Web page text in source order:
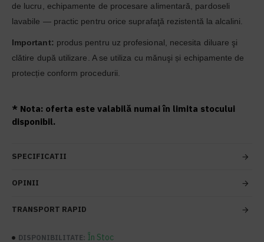
de lucru, echipamente de procesare alimentară, pardoseli
lavabile — practic pentru orice suprafaţă rezistentă la alcalini.
Important: produs pentru uz profesional, necesita diluare şi
clătire după utilizare. A se utiliza cu mănuşi și echipamente de
protecție conform procedurii.
* Nota: oferta este valabilă numai în limita stocului
disponibil.
SPECIFICATII
OPINII
TRANSPORT RAPID
DISPONIBILITATE: În Stoc